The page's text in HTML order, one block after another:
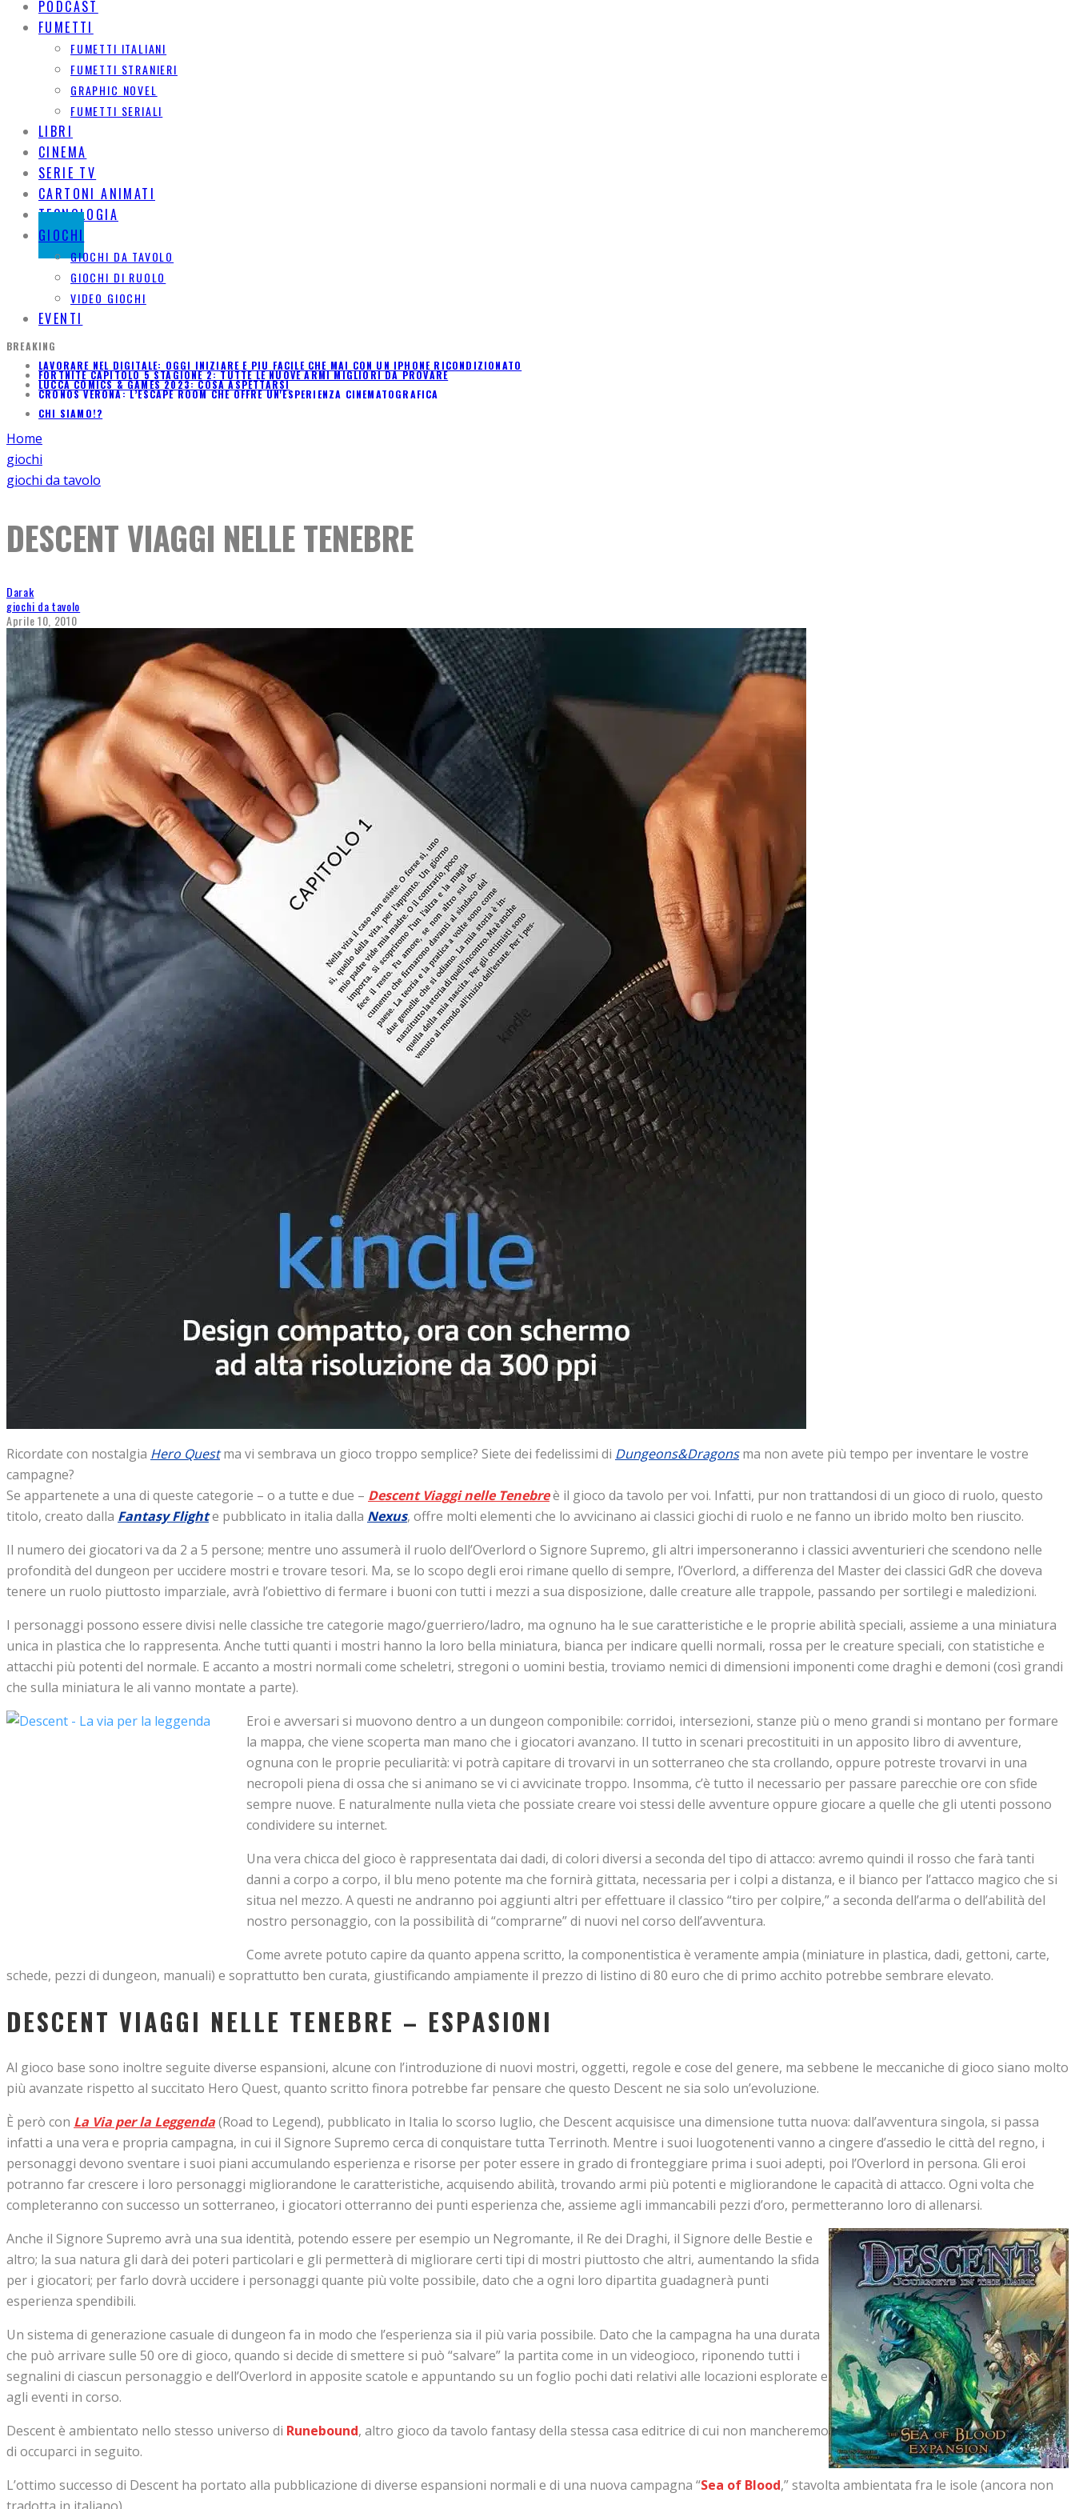
PODCAST
FUMETTI
FUMETTI ITALIANI
FUMETTI STRANIERI
GRAPHIC NOVEL
FUMETTI SERIALI
LIBRI
CINEMA
SERIE TV
CARTONI ANIMATI
TECNOLOGIA
GIOCHI
GIOCHI DA TAVOLO
GIOCHI DI RUOLO
VIDEO GIOCHI
EVENTI
BREAKING
LAVORARE NEL DIGITALE: OGGI INIZIARE È PIÙ FACILE CHE MAI CON UN IPHONE RICONDIZIONATO
FORTNITE CAPITOLO 5 STAGIONE 2: TUTTE LE NUOVE ARMI MIGLIORI DA PROVARE
LUCCA COMICS & GAMES 2023: COSA ASPETTARSI
CRONOS VERONA: L’ESCAPE ROOM CHE OFFRE UN'ESPERIENZA CINEMATOGRAFICA
CHI SIAMO!?
Home
giochi
giochi da tavolo
DESCENT VIAGGI NELLE TENEBRE
Darak
giochi da tavolo
Aprile 10, 2010
Ricordate con nostalgia Hero Questma vi sembrava un gioco troppo semplice? Siete dei fedelissimi di Dungeons&Dragonsma non avete più tempo per inventare le vostre
campagne?
Se appartenete a una di queste categorie – o a tutte e due – Descent Viaggi nelle Tenebreè il gioco da tavolo per voi. Infatti, pur non trattandosi di un gioco di ruolo, questo
titolo, creato dalla Fantasy Flighte pubblicato in italia dalla Nexus, offre molti elementi che lo avvicinano ai classici giochi di ruolo e ne fanno un ibrido molto ben riuscito.
Il numero dei giocatori va da 2 a 5 persone; mentre uno assumerà il ruolo dell’Overlord o Signore Supremo, gli altri impersoneranno i classici avventurieri che scendono nelle
profondità del dungeon per uccidere mostri e trovare tesori. Ma, se lo scopo degli eroi rimane quello di sempre, l’Overlord, a differenza del Master dei classici GdR che doveva
tenere un ruolo piuttosto imparziale, avrà l’obiettivo di fermare i buoni con tutti i mezzi a sua disposizione, dalle creature alle trappole, passando per sortilegi e maledizioni.
I personaggi possono essere divisi nelle classiche tre categorie mago/guerriero/ladro, ma ognuno ha le sue caratteristiche e le proprie abilità speciali, assieme a una miniatura
unica in plastica che lo rappresenta. Anche tutti quanti i mostri hanno la loro bella miniatura, bianca per indicare quelli normali, rossa per le creature speciali, con statistiche e
attacchi più potenti del normale. E accanto a mostri normali come scheletri, stregoni o uomini bestia, troviamo nemici di dimensioni imponenti come draghi e demoni (così grandi
che sulla miniatura le ali vanno montate a parte).
Eroi e avversari si muovono dentro a un dungeon componibile: corridoi, intersezioni, stanze più o meno grandi si montano per formare
la mappa, che viene scoperta man mano che i giocatori avanzano. Il tutto in scenari precostituiti in un apposito libro di avventure,
ognuna con le proprie peculiarità: vi potrà capitare di trovarvi in un sotterraneo che sta crollando, oppure potreste trovarvi in una
necropoli piena di ossa che si animano se vi ci avvicinate troppo. Insomma, c’è tutto il necessario per passare parecchie ore con sfide
sempre nuove. E naturalmente nulla vieta che possiate creare voi stessi delle avventure oppure giocare a quelle che gli utenti possono
condividere su internet.
Una vera chicca del gioco è rappresentata dai dadi, di colori diversi a seconda del tipo di attacco: avremo quindi il rosso che farà tanti
danni a corpo a corpo, il blu meno potente ma che fornirà gittata, necessaria per i colpi a distanza, e il bianco per l’attacco magico che si
situa nel mezzo. A questi ne andranno poi aggiunti altri per effettuare il classico “tiro per colpire,” a seconda dell’arma o dell’abilità del
nostro personaggio, con la possibilità di “comprarne” di nuovi nel corso dell’avventura.
Come avrete potuto capire da quanto appena scritto, la componentistica è veramente ampia (miniature in plastica, dadi, gettoni, carte,
schede, pezzi di dungeon, manuali) e soprattutto ben curata, giustificando ampiamente il prezzo di listino di 80 euro che di primo acchito potrebbe sembrare elevato.
DESCENT VIAGGI NELLE TENEBRE – ESPASIONI
Al gioco base sono inoltre seguite diverse espansioni, alcune con l’introduzione di nuovi mostri, oggetti, regole e cose del genere, ma sebbene le meccaniche di gioco siano molto
più avanzate rispetto al succitato Hero Quest, quanto scritto finora potrebbe far pensare che questo Descent ne sia solo un’evoluzione.
È però con La Via per la Leggenda(Road to Legend), pubblicato in Italia lo scorso luglio, che Descent acquisisce una dimensione tutta nuova: dall’avventura singola, si passa
infatti a una vera e propria campagna, in cui il Signore Supremo cerca di conquistare tutta Terrinoth. Mentre i suoi luogotenenti vanno a cingere d’assedio le città del regno, i
personaggi devono sventare i suoi piani accumulando esperienza e risorse per poter essere in grado di fronteggiare prima i suoi adepti, poi l’Overlord in persona. Gli eroi
potranno far crescere i loro personaggi migliorandone le caratteristiche, acquisendo abilità, trovando armi più potenti e migliorandone le capacità di attacco. Ogni volta che
completeranno con successo un sotterraneo, i giocatori otterranno dei punti esperienza che, assieme agli immancabili pezzi d’oro, permetteranno loro di allenarsi.
Anche il Signore Supremo avrà una sua identità, potendo essere per esempio un Negromante, il Re dei Draghi, il Signore delle Bestie e
altro; la sua natura gli darà dei poteri particolari e gli permetterà di migliorare certi tipi di mostri piuttosto che altri, aumentando la sfida
per i giocatori; per farlo dovrà uccidere i personaggi quante più volte possibile, dato che a ogni loro dipartita guadagnerà punti
esperienza spendibili.
Un sistema di generazione casuale di dungeon fa in modo che l’esperienza sia il più varia possibile. Dato che la campagna ha una durata
che può arrivare sulle 50 ore di gioco, quando si decide di smettere si può “salvare” la partita come in un videogioco, riponendo tutti i
segnalini di ciascun personaggio e dell’Overlord in apposite scatole e appuntando su un foglio pochi dati relativi alle locazioni esplorate e
agli eventi in corso.
Descent è ambientato nello stesso universo di Runebound, altro gioco da tavolo fantasy della stessa casa editrice di cui non mancheremo
di occuparci in seguito.
L’ottimo successo di Descent ha portato alla pubblicazione di diverse espansioni normali e di una nuova campagna “Sea of Blood,” stavolta ambientata fra le isole (ancora non